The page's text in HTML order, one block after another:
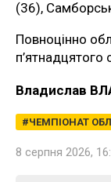
(36),
Повноцінно
п’ятнадцятого
Владислав
ЧЕМПІОНАТ
8 серпня 2026,